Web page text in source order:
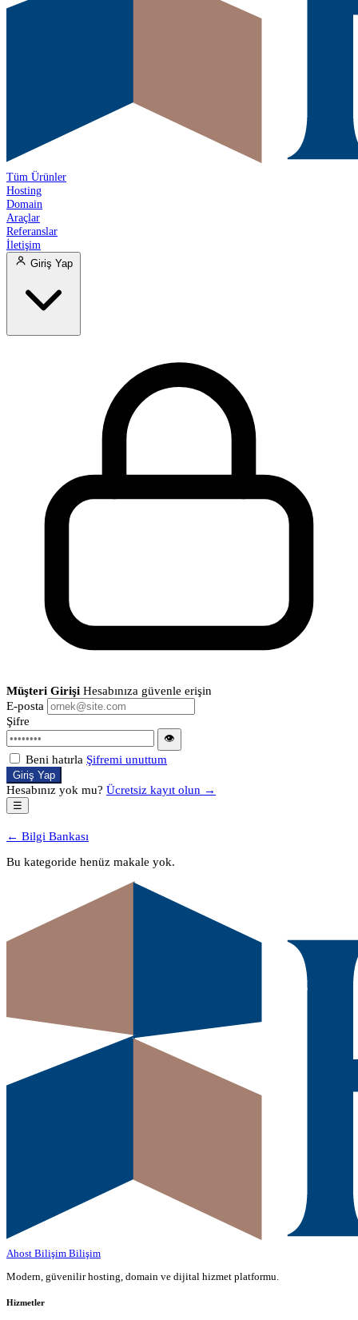
Tüm Ürünler
Hosting
Domain
Araçlar
Referanslar
İletişim
Giriş Yap
Müşteri Girişi Hesabınıza güvenle erişin
E-posta
Şifre
👁
Beni hatırla Şifremi unuttum
Giriş Yap
Hesabınız yok mu? Ücretsiz kayıt olun →
☰
← Bilgi Bankası
Bu kategoride henüz makale yok.
Ahost Bilişim Bilişim
Modern, güvenilir hosting, domain ve dijital hizmet platformu.
Hizmetler